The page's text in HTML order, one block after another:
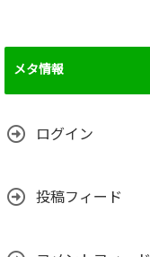
メタ情報
ログイン
投稿フィード